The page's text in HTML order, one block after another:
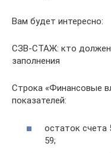
Вам будет интересно:
СЗВ-СТАЖ: кто должен
заполнения
Строка «Финансовые
показателей:
остаток счета
59;